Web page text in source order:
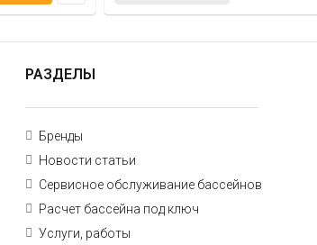
РАЗДЕЛЫ
Бренды
Новости статьи
Сервисное обслуживание бассейнов
Расчет бассейна под ключ
Услуги, работы